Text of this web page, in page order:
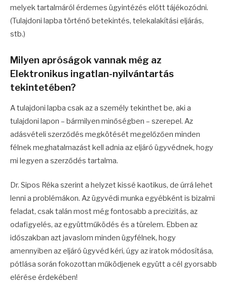
melyek tartalmáról érdemes ügyintézés előtt tájékozódni.
(Tulajdoni lapba történő betekintés, telekalakítási eljárás,
stb.)
Milyen apróságok vannak még az
Elektronikus ingatlan-nyilvántartás
tekintetében?
A tulajdoni lapba csak az a személy tekinthet be, aki a
tulajdoni lapon – bármilyen minőségben – szerepel. Az
adásvételi szerződés megkötését megelőzően minden
félnek meghatalmazást kell adnia az eljáró ügyvédnek, hogy
mi legyen a szerződés tartalma.
Dr. Sipos Réka szerint a helyzet kissé kaotikus, de úrrá lehet
lenni a problémákon. Az ügyvédi munka egyébként is bizalmi
feladat, csak talán most még fontosabb a precizitás, az
odafigyelés, az együttműködés és a türelem. Ebben az
időszakban azt javaslom minden ügyfélnek, hogy
amennyiben az eljáró ügyvéd kéri, úgy az iratok módosítása,
pótlása során fokozottan működjenek együtt a cél gyorsabb
elérése érdekében!